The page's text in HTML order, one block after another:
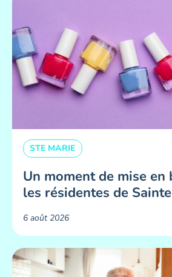
STE MARIE
Un moment de mise en
les résidentes de
6 août 2026